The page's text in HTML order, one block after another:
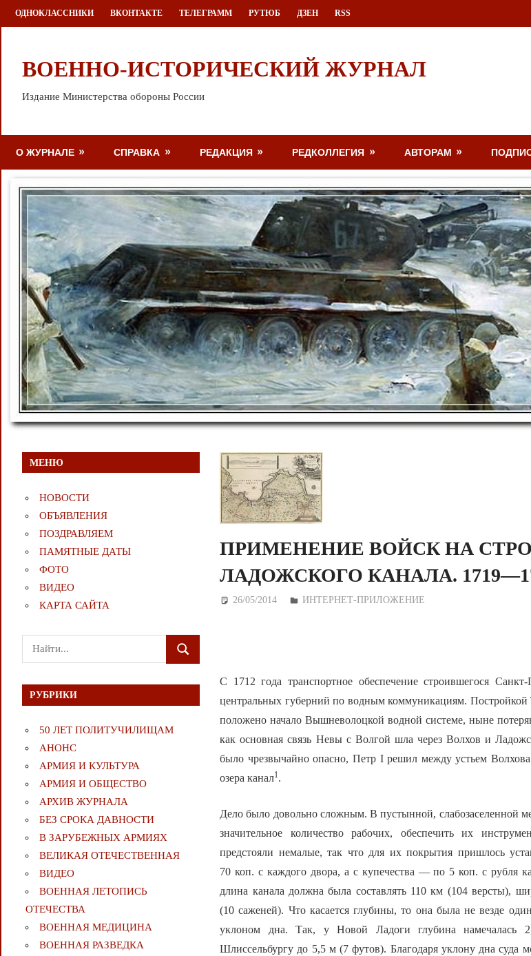
Перейти
к
ОДНОКЛАССНИКИ ВКОНТАКТЕ ТЕЛЕГРАММ РУТЮБ ДЗЕН RSS
ВОЕННО-ИСТОРИЧЕСКИЙ ЖУРНАЛ
Издание Министерства обороны России
О ЖУРНАЛЕ СПРАВКА РЕДАКЦИЯ РЕДКОЛЛЕГИЯ АВТОРАМ
ПРИМЕНЕНИЕ ВОЙСК НА
ЛАДОЖСКОГО КАНАЛА.
26/05/2014 Дежурный по Редакции
ИНТЕРНЕТ-ПРИЛОЖЕНИЕ
С 1712 года транспортное обеспечение строившегося
центральных губерний по водным коммуникациям. Постройкой
положено начало Вышневолоцкой водной системе, ныне
как основная связь Невы с Волгой шла через Волхов и
было чрезвычайно опасно, Петр I решил между устьем
озера канал1.
Дело было довольно сложным. В пустынной, слабозаселенной
значительное количество рабочих, обеспечить их
предстояли немалые, так что для их покрытия пришлось
70 коп. с каждого двора, а с купечества — по 5 коп. с рубля
длина канала должна была составлять 110 км (104 версты),
(10 саженей). Что касается глубины, то она была не везде
уклоном дна. Так, у Новой Ладоги глубина намечалась
Шлиссельбургу до 5,5 м (7 футов). Благодаря уклону дна суда
МЕНЮ
НОВОСТИ
ОБЪЯВЛЕНИЯ
ПОЗДРАВЛЯЕМ
ПАМЯТНЫЕ ДАТЫ
ФОТО
ВИДЕО
КАРТА САЙТА
Поиск
для:
ПОИСК
РУБРИКИ
50 ЛЕТ ПОЛИТУЧИЛИЩАМ
АНОНС
АРМИЯ И КУЛЬТУРА
АРМИЯ И ОБЩЕСТВО
АРХИВ ЖУРНАЛА
БЕЗ СРОКА ДАВНОСТИ
В ЗАРУБЕЖНЫХ АРМИЯХ
ВЕЛИКАЯ ОТЕЧЕСТВЕННАЯ
ВИДЕО
ВОЕННАЯ ЛЕТОПИСЬ
ОТЕЧЕСТВА
ВОЕННАЯ МЕДИЦИНА
ВОЕННАЯ РАЗВЕДКА